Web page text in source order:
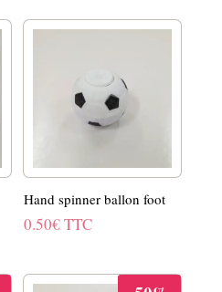
Hand spinner ballon foot
0.50€TTC